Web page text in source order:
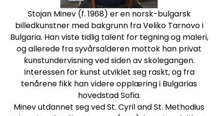
Stojan Minev(f. 1968) er en norsk-bulgarsk
billedkunstner med bakgrunn fra Veliko Tarnovo i
Bulgaria. Han viste tidlig talent for tegning og maleri,
og allerede fra syvårsalderen mottok han privat
kunstundervisning ved siden av skolegangen.
Interessen for kunst utviklet seg raskt, og fra
tenårene fikk han videre opplæring i Bulgarias
hovedstad Sofia.
Minev utdannet seg ved St. Cyril and St. Methodius